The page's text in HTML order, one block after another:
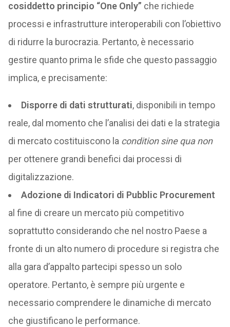
cosiddetto principio “One Only” che richiede
processi e infrastrutture interoperabili con l’obiettivo
di ridurre la burocrazia. Pertanto, è necessario
gestire quanto prima le sfide che questo passaggio
implica, e precisamente:
Disporre di dati strutturati, disponibili in tempo
reale, dal momento che l’analisi dei dati e la strategia
di mercato costituiscono la condition sine qua non
per ottenere grandi benefici dai processi di
digitalizzazione.
Adozione di Indicatori di Pubblic Procurement
al fine di creare un mercato più competitivo
soprattutto considerando che nel nostro Paese a
fronte di un alto numero di procedure si registra che
alla gara d’appalto partecipi spesso un solo
operatore. Pertanto, è sempre più urgente e
necessario comprendere le dinamiche di mercato
che giustificano le performance.